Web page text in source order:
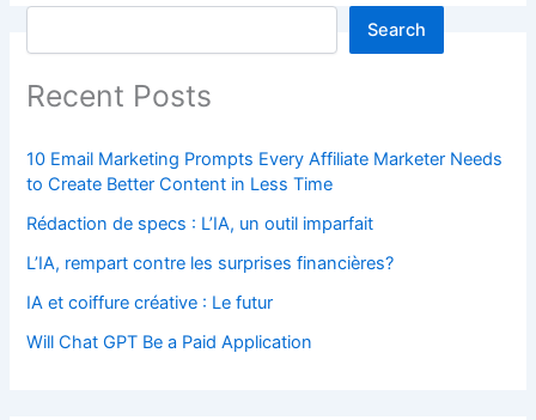
Search
Recent Posts
10 Email Marketing Prompts Every Affiliate Marketer Needs
to Create Better Content in Less Time
Rédaction de specs : L’IA, un outil imparfait
L’IA, rempart contre les surprises financières?
IA et coiffure créative : Le futur
Will Chat GPT Be a Paid Application